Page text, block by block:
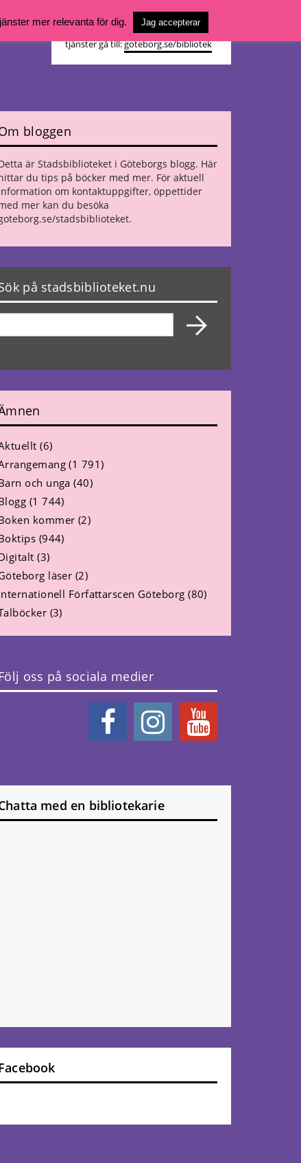
Vill du söka böcker, logga in på ditt
bibliotekskonto eller nå övriga
tjänster gå till:goteborg.se/bibliotek
bloggen
är Stadsbiblioteket i Göteborgs blogg. Här
du tips på böcker med mer. För aktuell
om kontaktuppgifter, öppettider
mer kan du besöka
stadsbiblioteket.
på stadsbiblioteket.nu
(6)
(1 791)
och unga (40)
(1 744)
kommer (2)
(944)
(3)
läser (2)
Författarscen Göteborg (80)
(3)
oss på sociala medier
med en bibliotekarie
mer relevanta för dig. Jag accepterar